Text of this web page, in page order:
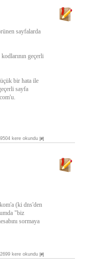
sayfalarda
geçerli
bir hata ile
sayfa
kere okundu [#]
(ki dns'den
"biz
sormaya
kere okundu [#]